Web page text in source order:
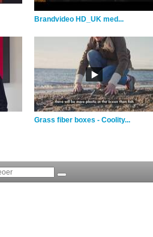
Brandvideo HD_UK med...
Grass fiber boxes - Coolity...